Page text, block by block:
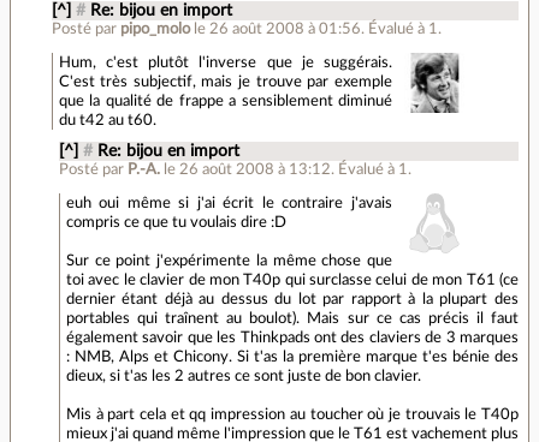
[^] # Re: bijou en import
Posté par pipo_molo le 26 août 2008 à 01:56. Évalué à 1 .
Hum, c'est plutôt l'inverse que je suggérais.
C'est très subjectif, mais je trouve par exemple
que la qualité de frappe a sensiblement diminué
du t42 au t60.
[^] # Re: bijou en import
Posté par P.-A. le 26 août 2008 à 13:12. Évalué à 1 .
euh oui même si j'ai écrit le contraire j'avais
compris ce que tu voulais dire :D
Sur ce point j'expérimente la même chose que
toi avec le clavier de mon T40p qui surclasse celui de mon T61 (ce
dernier étant déjà au dessus du lot par rapport à la plupart des
portables qui traînent au boulot). Mais sur ce cas précis il faut
également savoir que les Thinkpads ont des claviers de 3 marques
: NMB, Alps et Chicony. Si t'as la première marque t'es bénie des
dieux, si t'as les 2 autres ce sont juste de bon clavier.
Mis à part cela et qq impression au toucher où je trouvais le T40p
mieux j'ai quand même l'impression que le T61 est vachement plus